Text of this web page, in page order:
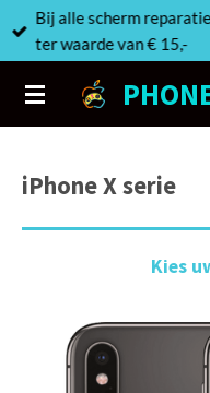
Ga
direct
de
hoofdinhoud
Bij alle scherm
ter waarde van € 15,-
iPhone X serie
Kies